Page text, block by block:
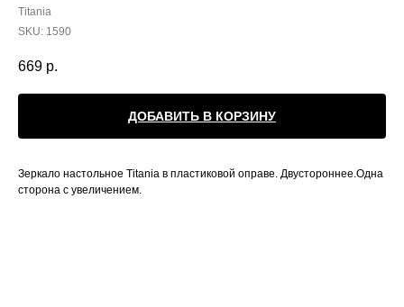
Titania
SKU: 1590
669 р.
ДОБАВИТЬ В КОРЗИНУ
Зеркало настольное Titania в пластиковой оправе. Двустороннее.Одна
сторона с увеличением.